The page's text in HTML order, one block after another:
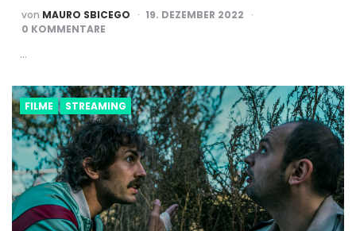
POSTED
BY
von MAURO SBICEGO
19. DEZEMBER 2022
0 KOMMENTARE
…
FILME STREAMING